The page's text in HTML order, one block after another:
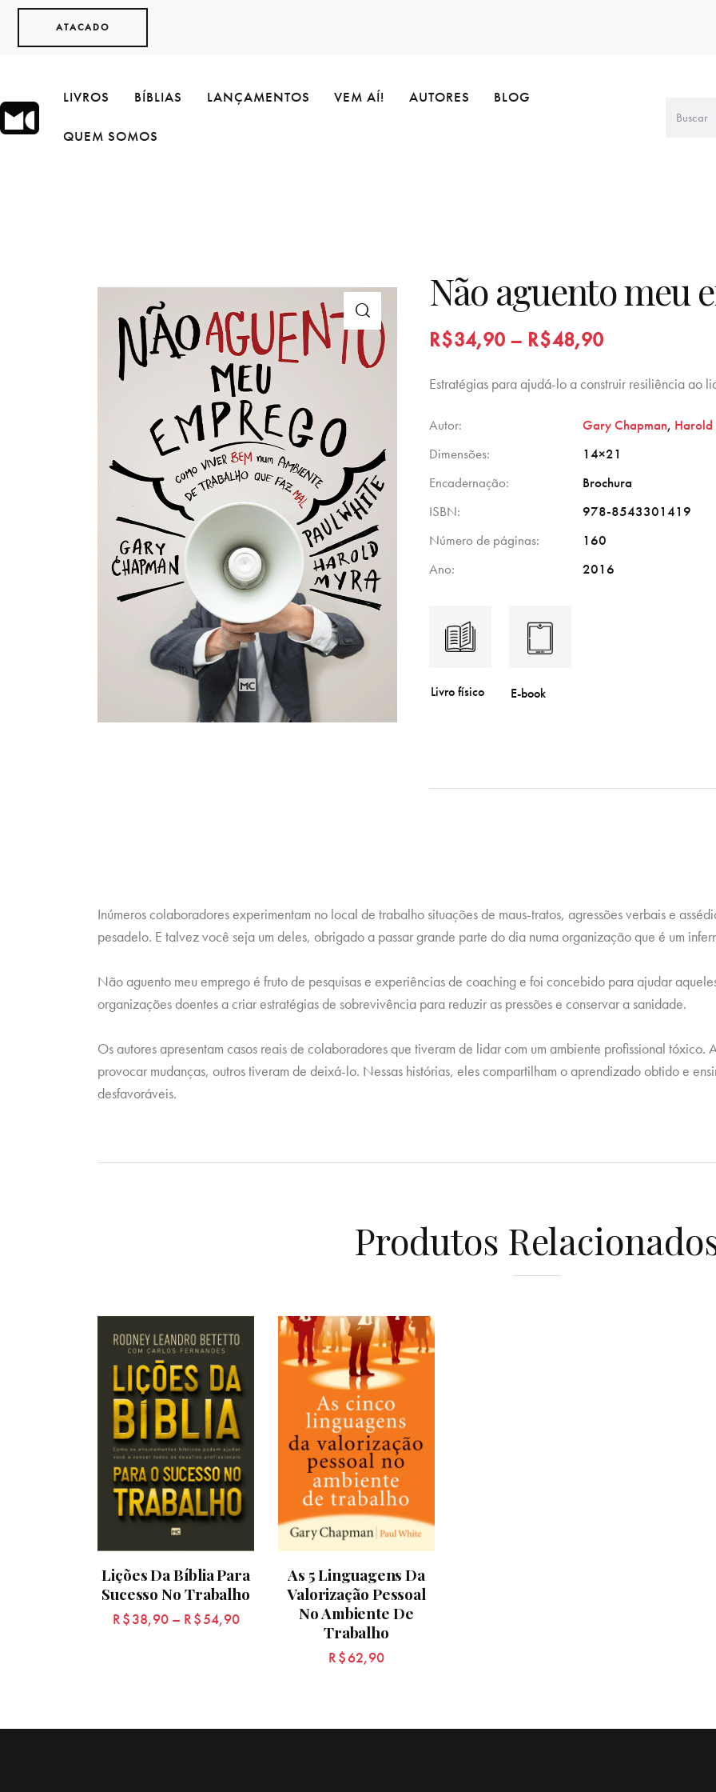
ATACADO
LIVROS BÍBLIAS LANÇAMENTOS VEM AÍ! AUTORES BLOG
QUEM SOMOS
Não aguento meu
R$34,90 – R$48,90
Estratégias para ajudá-lo a construir resiliência ao
Autor Gary Chapman,
Dimensões
14×21
Encadernação
Brochura
ISBN
978-8543301419
Número de páginas
160
Ano
2016
Inúmeros colaboradores experimentam no local de trabalho situações de maus-tratos, agressões verbais e
pesadelo. E talvez você seja um deles, obrigado a passar grande parte do dia numa organização que é um
Não aguento meu emprego é fruto de pesquisas e experiências de coaching e foi concebido para ajudar
organizações doentes a criar estratégias de sobrevivência para reduzir as pressões e conservar a sanidade.
Os autores apresentam casos reais de colaboradores que tiveram de lidar com um ambiente profissional tóxico.
provocar mudanças, outros tiveram de deixá-lo. Nessas histórias, eles compartilham o aprendizado obtido e
desfavoráveis.
Produtos
Lições Da Bíblia Para
Sucesso No Trabalho
R$38,90– R$54,90
As 5 Linguagens Da
Valorização Pessoal
No Ambiente De
Trabalho
R$62,90